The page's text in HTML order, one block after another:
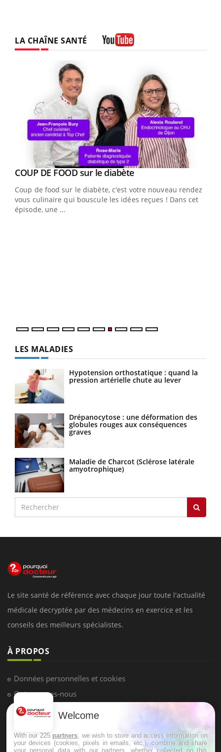
LA CHAÎNE SANTÉ
Youtube
COUP DE FOOD sur le diabèteYoutube
Coup de food sur le diabète, c'est votre nouveau rendez-
vous culinaire qui bouscule les idées reçues ! Dans cet
épisode, une ...
LES MALADIES
Hypotension orthostatique : quand la
pression artérielle chute au lever
Drépanocytose : une déformation des
globules rouges aux conséquences
graves
Maladie de Charcot (Sclérose latérale
amyotrophique)
Le site santé de référence avec chaque jour toute l'actualité
médicale decryptée par des médecins en exercice et les
conseils des meilleurs spécialistes.
À PROPOS
Données personnelles et cookies
Qui sommes-nous
Conditions d'utilisation
Mentions Légales
Welcome
With our 225 partners , we wish to store and access information on
your devices (cookies, pixels in emails, etc.), combine and share
your personal data with our partners, whether collected on this